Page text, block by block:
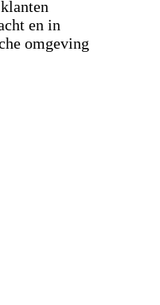
en in
omgeving